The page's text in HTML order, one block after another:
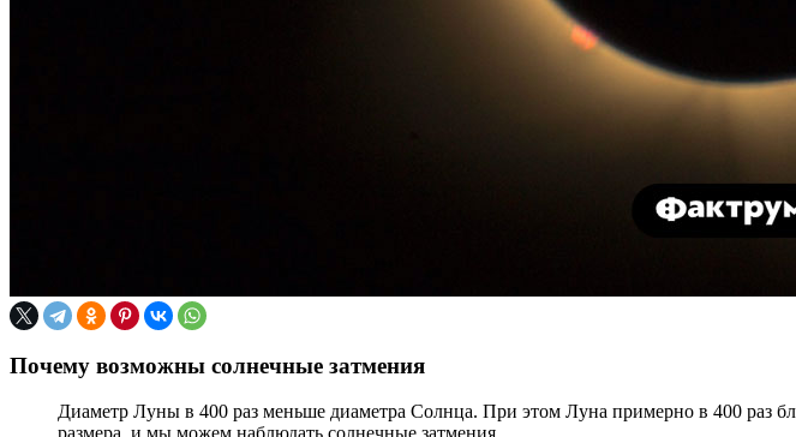
Почему возможны солнечные затмения
Диаметр Луны в 400 раз меньше диаметра Солнца. При этом Луна примерно в 400 раз